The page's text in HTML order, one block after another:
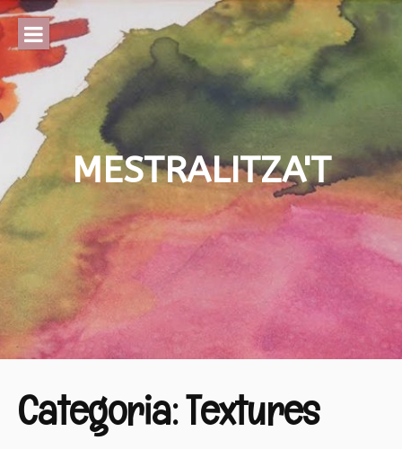
Skip
content
MESTRALITZA'T
Categoria:Textures